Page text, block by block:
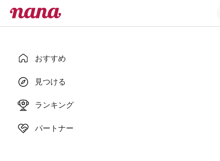
おすすめ
見つける
ランキング
パートナー